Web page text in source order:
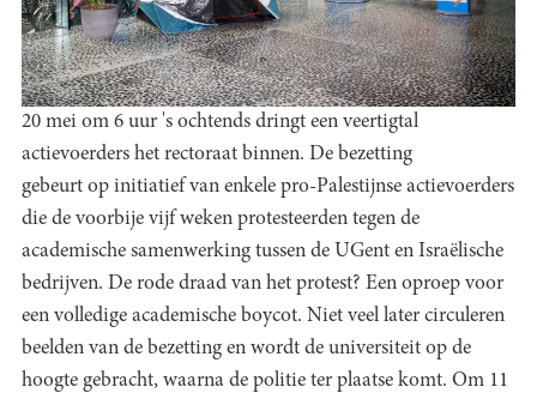
20 mei om 6 uur 's ochtends dringt een veertigtal
actievoerders het rectoraat binnen. De bezetting
gebeurt op initiatief van enkele pro-Palestijnse actievoerders
die de voorbije vijf weken protesteerden tegen de
academische samenwerking tussen de UGent en Israëlische
bedrijven. De rode draad van het protest? Een oproep voor
een volledige academische boycot. Niet veel later circuleren
beelden van de bezetting en wordt de universiteit op de
hoogte gebracht, waarna de politie ter plaatse komt. Om 11